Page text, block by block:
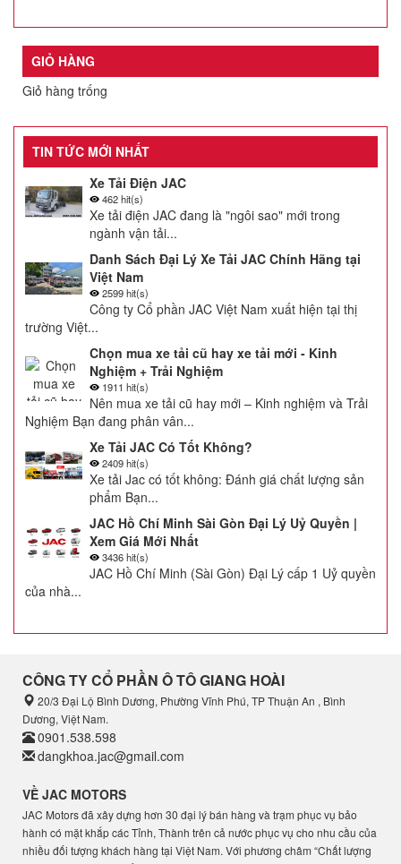
GIỎ HÀNG
Giỏ hàng trống
TIN TỨC MỚI NHẤT
Xe Tải Điện JAC
462 hit(s)
Xe tải điện JAC đang là "ngôi sao" mới trong
ngành vận tải...
Danh Sách Đại Lý Xe Tải JAC Chính Hãng tại
Việt Nam
2599 hit(s)
Công ty Cổ phần JAC Việt Nam xuất hiện tại thị
trường Việt...
Chọn mua xe tải cũ hay xe tải mới - Kinh
Nghiệm + Trải Nghiệm
1911 hit(s)
Nên mua xe tải cũ hay mới – Kinh nghiệm và Trải
Nghiệm Bạn đang phân vân...
Xe Tải JAC Có Tốt Không?
2409 hit(s)
Xe tải Jac có tốt không: Đánh giá chất lượng sản
phẩm Bạn...
JAC Hồ Chí Minh Sài Gòn Đại Lý Uỷ Quyền |
Xem Giá Mới Nhất
3436 hit(s)
JAC Hồ Chí Minh (Sài Gòn) Đại Lý cấp 1 Uỷ quyền
của nhà...
CÔNG TY CỔ PHẦN Ô TÔ GIANG HOÀI
20/3 Đại Lộ Bình Dương, Phường Vĩnh Phú, TP Thuận An , Bình
Dương, Việt Nam.
0901.538.598
dangkhoa.jac@gmail.com
VỀ JAC MOTORS
JAC Motors đã xây dựng hơn 30 đại lý bán hàng và trạm phục vụ bảo
hành có mặt khắp các Tỉnh, Thành trên cả nước phục vụ cho nhu cầu của
nhiều đối tượng khách hàng tại Việt Nam. Với phương châm “Chất lượng